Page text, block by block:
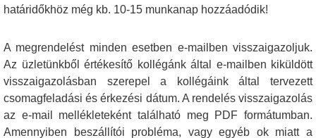
határidőkhöz még kb. 10-15 munkanap hozzáadódik!
A megrendelést minden esetben e-mailben visszaigazoljuk.
Az üzletünkből értékesítő kollégánk által e-mailben kiküldött
visszaigazolásban szerepel a kollégáink által tervezett
csomagfeladási és érkezési dátum. A rendelés visszaigazolás
az e-mail mellékleteként található meg PDF formátumban.
Amennyiben beszállítói probléma, vagy egyéb ok miatt a